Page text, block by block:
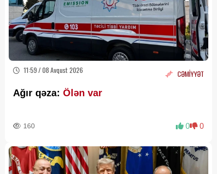
11:59 / 08 Avqust 2026 CƏMİYYƏT
Ağır qəza: Ölən var
160 0 0